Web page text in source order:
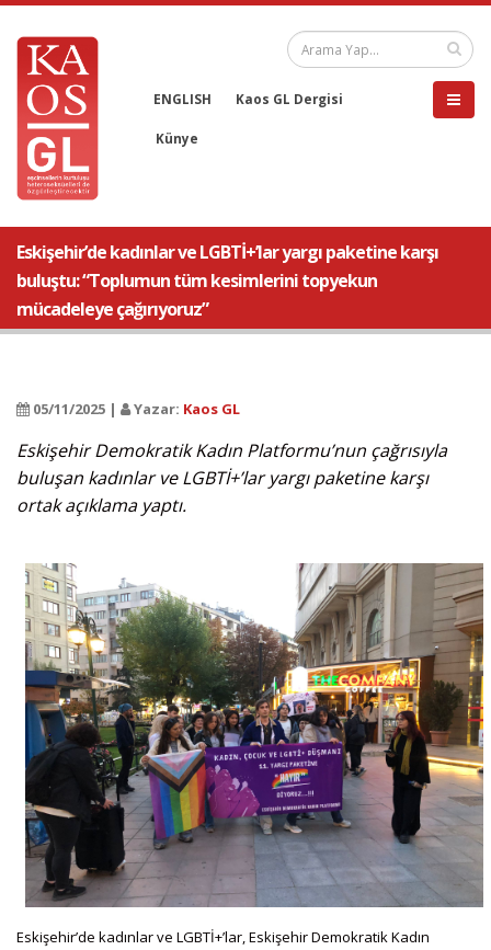
ENGLISH Kaos GL Dergisi
Künye
Eskişehir’de kadınlar ve LGBTİ+’lar yargı paketine karşı
buluştu: “Toplumun tüm kesimlerini topyekun
mücadeleye çağırıyoruz”
05/11/2025 | Yazar: Kaos GL
Eskişehir Demokratik Kadın Platformu’nun çağrısıyla
buluşan kadınlar ve LGBTİ+’lar yargı paketine karşı
ortak açıklama yaptı.
Eskişehir’de kadınlar ve LGBTİ+’lar, Eskişehir Demokratik Kadın